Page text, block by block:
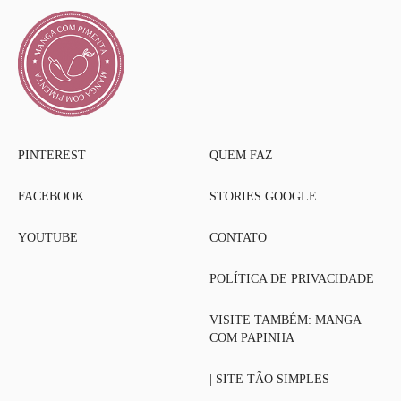
PINTEREST
FACEBOOK
YOUTUBE
QUEM FAZ
STORIES GOOGLE
CONTATO
POLÍTICA DE PRIVACIDADE
VISITE TAMBÉM: MANGA
COM PAPINHA
| SITE TÃO SIMPLES